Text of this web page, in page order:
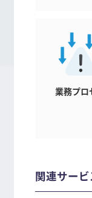
業務プロ
関連サービ